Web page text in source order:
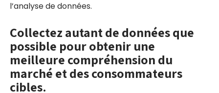
l’analyse de données.
Collectez autant de données que
possible pour obtenir une
meilleure compréhension du
marché et des consommateurs
cibles.